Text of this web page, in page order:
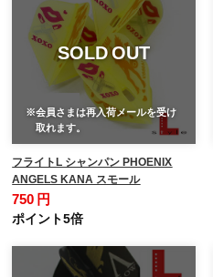
SOLD OUT
※会員さまは再入荷メールを受け
取れます。
フライトL シャンパン PHOENIX
ANGELS KANA スモール
750 円
ポイント5倍